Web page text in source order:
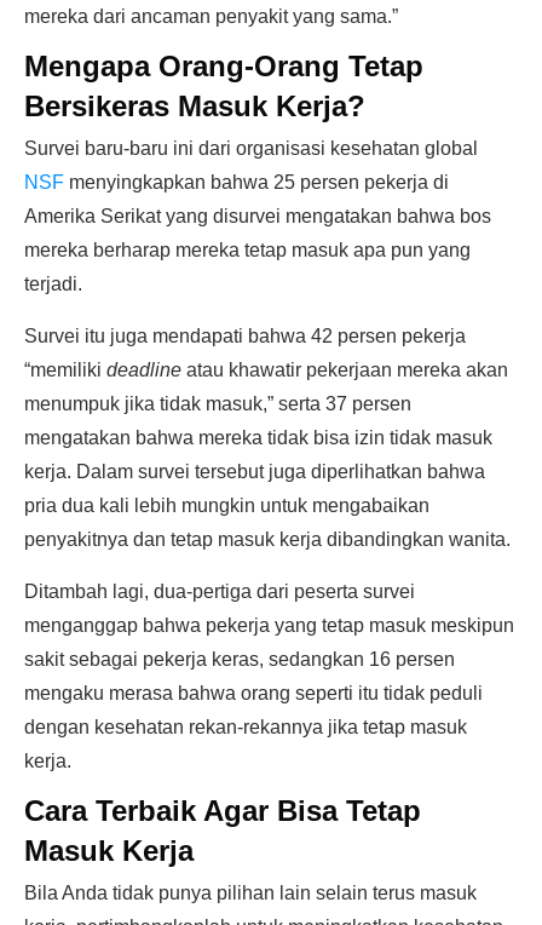
mereka dari ancaman penyakit yang sama.”
Mengapa Orang-Orang Tetap
Bersikeras Masuk Kerja?
Survei baru-baru ini dari organisasi kesehatan global
NSF menyingkapkan bahwa 25 persen pekerja di
Amerika Serikat yang disurvei mengatakan bahwa bos
mereka berharap mereka tetap masuk apa pun yang
terjadi.
Survei itu juga mendapati bahwa 42 persen pekerja
“memiliki deadline atau khawatir pekerjaan mereka akan
menumpuk jika tidak masuk,” serta 37 persen
mengatakan bahwa mereka tidak bisa izin tidak masuk
kerja. Dalam survei tersebut juga diperlihatkan bahwa
pria dua kali lebih mungkin untuk mengabaikan
penyakitnya dan tetap masuk kerja dibandingkan wanita.
Ditambah lagi, dua-pertiga dari peserta survei
menganggap bahwa pekerja yang tetap masuk meskipun
sakit sebagai pekerja keras, sedangkan 16 persen
mengaku merasa bahwa orang seperti itu tidak peduli
dengan kesehatan rekan-rekannya jika tetap masuk
kerja.
Cara Terbaik Agar Bisa Tetap
Masuk Kerja
Bila Anda tidak punya pilihan lain selain terus masuk